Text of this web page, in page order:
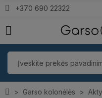
+370 690 22322
Garso kolonėlės